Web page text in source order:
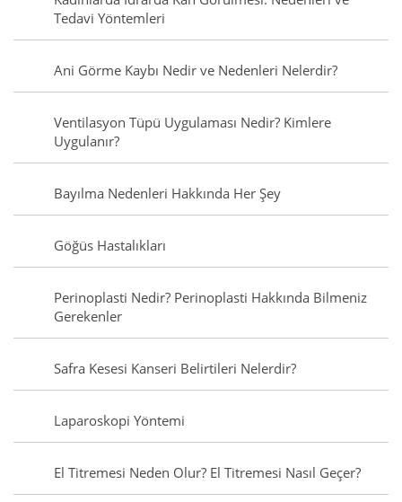
Tedavi Yöntemleri
Ani Görme Kaybı Nedir ve Nedenleri Nelerdir?
Ventilasyon Tüpü Uygulaması Nedir? Kimlere
Uygulanır?
Bayılma Nedenleri Hakkında Her Şey
Göğüs Hastalıkları
Perinoplasti Nedir? Perinoplasti Hakkında Bilmeniz
Gerekenler
Safra Kesesi Kanseri Belirtileri Nelerdir?
Laparoskopi Yöntemi
El Titremesi Neden Olur? El Titremesi Nasıl Geçer?